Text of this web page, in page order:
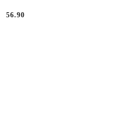
Cena:
56.90